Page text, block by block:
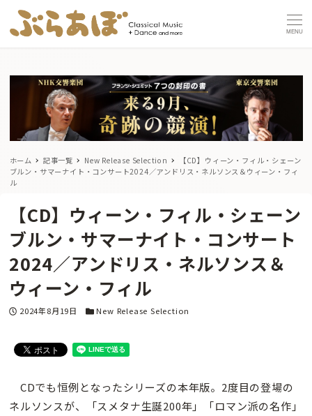
MENU
ホーム 記事一覧 New Release Selection
【CD】ウィーン・フィル・シェーン
ブルン・サマーナイト・コンサート2024／アンドリス・ネルソンス＆ウィーン・フィ
ル
【CD】ウィーン・フィル・シェーン
ブルン・サマーナイト・コンサート
2024／アンドリス・ネルソンス＆
ウィーン・フィル
投稿日
2024年8月19日 カテゴリー
New Release Selection
CDでも恒例となったシリーズの本年版。2度目の登場の
ネルソンスが、「スメタナ生誕200年」「ロマン派の名作」